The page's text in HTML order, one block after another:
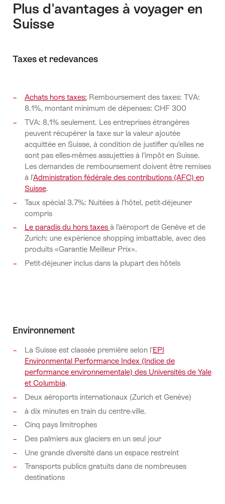
Plus d'avantages à voyager en
Suisse
Taxes et redevances
Achats hors taxes: Remboursement des taxes: TVA:
8.1%, montant minimum de dépenses: CHF 300
TVA: 8,1% seulement. Les entreprises étrangères
peuvent récupérer la taxe sur la valeur ajoutée
acquittée en Suisse, à condition de justifier qu’elles ne
sont pas elles-mêmes assujetties à l’impôt en Suisse.
Les demandes de remboursement doivent être remises
à l’Administration fédérale des contributions (AFC) en
Suisse.
Taux spécial 3.7%: Nuitées à l’hôtel, petit-déjeuner
compris
Le paradis du hors taxes à l’aéroport de Genève et de
Zurich: une expérience shopping imbattable, avec des
produits «Garantie Meilleur Prix».
Petit-déjeuner inclus dans la plupart des hôtels
Environnement
La Suisse est classée première selon l’EPI
Environmental Performance Index (Indice de
performance environnementale) des Universités de Yale
et Columbia.
Deux aéroports internationaux (Zurich et Genève)
à dix minutes en train du centre-ville.
Cinq pays limitrophes
Des palmiers aux glaciers en un seul jour
Une grande diversité dans un espace restreint
Transports publics gratuits dans de nombreuses
destinations